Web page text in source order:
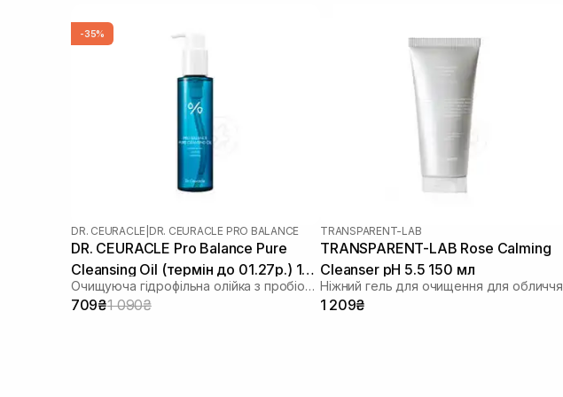
-35%
DR. CEURACLE DR. CEURACLE PRO BALANCE
DR. CEURACLE Pro Balance Pure
Cleansing Oil (термін до 01.27р.) 155
мл
Очищуюча гідрофільна олійка з пробіотиками
709₴1 090₴
TRANSPARENT-LAB
TRANSPARENT-LAB Rose Calming
Cleanser pH 5.5 150 мл
Ніжний гель для очищення для обличчя
1 209₴